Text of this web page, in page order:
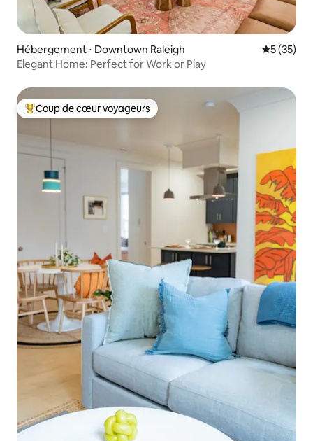
Hébergement ⋅ Downtown Raleigh
5 (35)
Elegant Home: Perfect for Work or Play
Coups de cœur voyageurs les plus appréciés
Coup de cœur voyageurs